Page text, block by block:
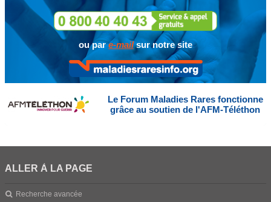
ou pare-mailsur notre site
Le Forum Maladies Rares fonctionne
grâce au soutien de l'AFM-Téléthon
ALLER À LA PAGE
Recherche avancée